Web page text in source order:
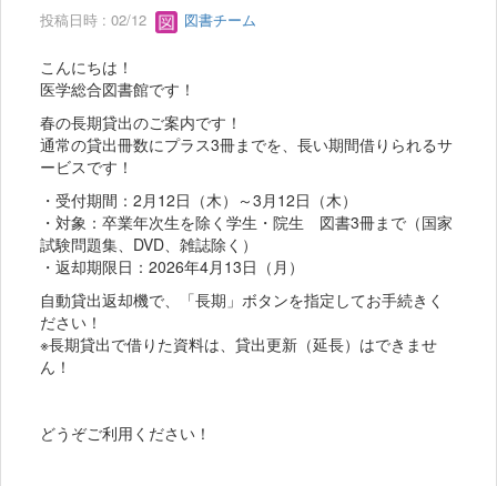
投稿日時 : 02/12 図書チーム
こんにちは！
医学総合図書館です！
春の長期貸出のご案内です！
通常の貸出冊数にプラス3冊までを、長い期間借りられるサ
ービスです！
・受付期間：2月12日（木）～3月12日（木）
・対象：卒業年次生を除く学生・院生 図書3冊まで（国家
試験問題集、DVD、雑誌除く）
・返却期限日：2026年4月13日（月）
自動貸出返却機で、「長期」ボタンを指定してお手続きく
ださい！
※長期貸出で借りた資料は、貸出更新（延長）はできませ
ん！
どうぞご利用ください！